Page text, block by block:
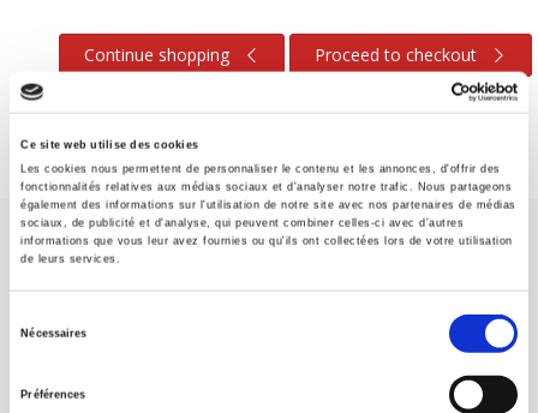
Ce site web utilise des cookies
Les cookies nous permettent de personnaliser le contenu et les annonces, d'offrir des
fonctionnalités relatives aux médias sociaux et d'analyser notre trafic. Nous partageons
également des informations sur l'utilisation de notre site avec nos partenaires de médias
sociaux, de publicité et d'analyse, qui peuvent combiner celles-ci avec d'autres
informations que vous leur avez fournies ou qu'ils ont collectées lors de votre utilisation
de leurs services.
Nécessaires
Préférences
Continue shopping Proceed to checkout
SCIENCES PO UNIVERSITY PRESS has a threefold role: to publish
original research, to edit reference works for student use, and to
help public and political debate.